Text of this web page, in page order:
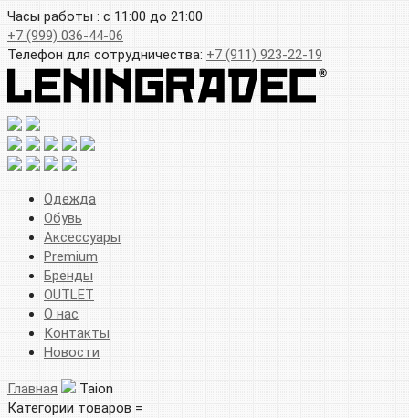
Часы работы : с 11:00 до 21:00
+7 (999) 036-44-06
Телефон для сотрудничества: +7 (911) 923-22-19
Одежда
Обувь
Аксессуары
Premium
Бренды
OUTLET
О нас
Контакты
Новости
Главная
Taion
Категории товаров =